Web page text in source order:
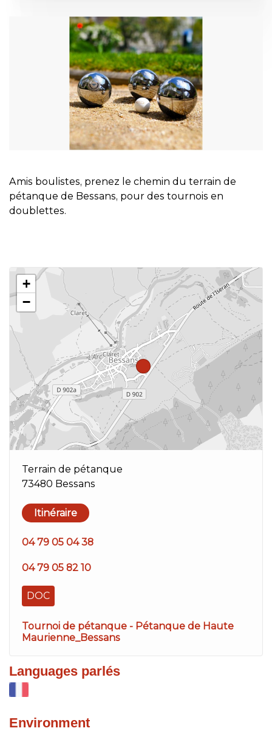
Amis boulistes, prenez le chemin du terrain de
pétanque de Bessans, pour des tournois en
doublettes.
+
−
Terrain de pétanque
73480 Bessans
Itinéraire
04 79 05 04 38
04 79 05 82 10
DOC
Tournoi de pétanque - Pétanque de Haute
Maurienne_Bessans
Languages parlés
Environment